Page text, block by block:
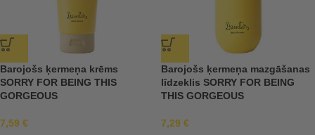
Barojošs ķermeņa krēms
SORRY FOR BEING THIS
GORGEOUS
7,59 €
Barojošs ķermeņa mazgāšanas
līdzeklis SORRY FOR BEING
THIS GORGEOUS
7,29 €